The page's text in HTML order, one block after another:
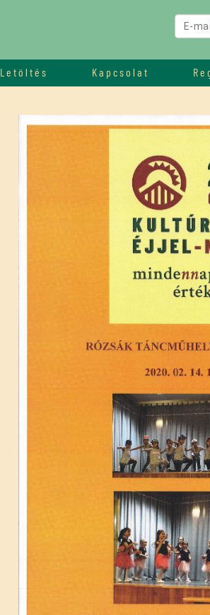
Letöltés Kapcsolat